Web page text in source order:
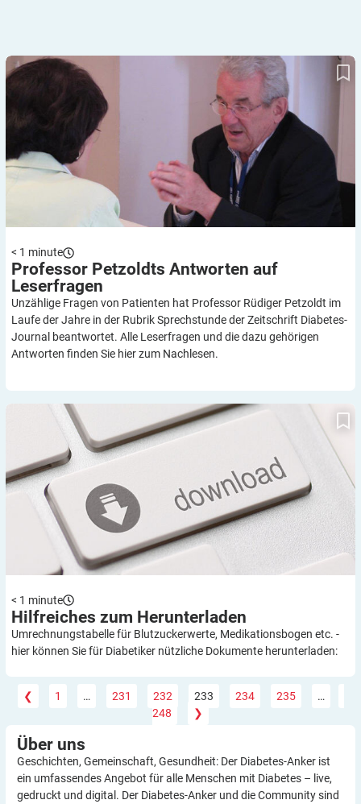
Professor Petzoldts Antworten auf Leserfragen
< 1 minute
Professor Petzoldts Antworten auf
Leserfragen
Unzählige Fragen von Patienten hat Professor Rüdiger Petzoldt im
Laufe der Jahre in der Rubrik Sprechstunde der Zeitschrift Diabetes-
Journal beantwortet. Alle Leserfragen und die dazu gehörigen
Antworten finden Sie hier zum Nachlesen.
Hilfreiches zum Herunterladen
< 1 minute
Hilfreiches zum Herunterladen
Umrechnungstabelle für Blutzuckerwerte, Medikationsbogen etc. -
hier können Sie für Diabetiker nützliche Dokumente herunterladen:
❮ 1 … 231 232 233 234 235
…
248
❯
Über uns
Geschichten, Gemeinschaft, Gesundheit: Der Diabetes-Anker ist
ein umfassendes Angebot für alle Menschen mit Diabetes – live,
gedruckt und digital. Der Diabetes-Anker und die Community sind